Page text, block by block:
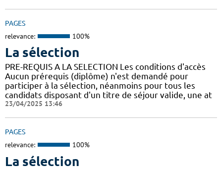
PAGES
relevance: 100%
La sélection
PRE-REQUIS A LA SELECTION Les conditions d'accès
Aucun prérequis (diplôme) n'est demandé pour
participer à la sélection, néanmoins pour tous les
candidats disposant d'un titre de séjour valide, une at
23/04/2025 13:46
PAGES
relevance: 100%
La sélection